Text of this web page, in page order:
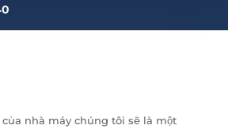
nhà máy chúng tôi sẽ là một